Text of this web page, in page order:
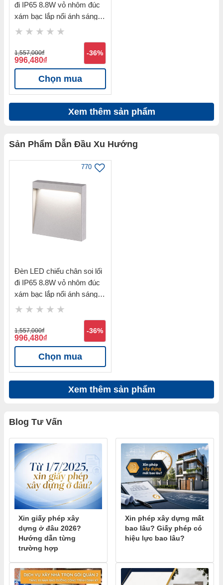
đi IP65 8.8W vỏ nhôm đúc
xám bạc lắp nổi ánh sáng
vàng 3000K Nanoco
1,557,000đ
996,480đ
-36%
Chọn mua
Xem thêm sản phẩm
Sản Phẩm Dẫn Đầu Xu Hướng
770
Đèn LED chiếu chân soi lối
đi IP65 8.8W vỏ nhôm đúc
xám bạc lắp nổi ánh sáng
vàng 3000K Nanoco
1,557,000đ
996,480đ
-36%
Chọn mua
Xem thêm sản phẩm
Blog Tư Vấn
Xin giấy phép xây
dựng ở đâu 2026?
Hướng dẫn từng
trường hợp
Xin phép xây dựng mất
bao lâu? Giấy phép có
hiệu lực bao lâu?